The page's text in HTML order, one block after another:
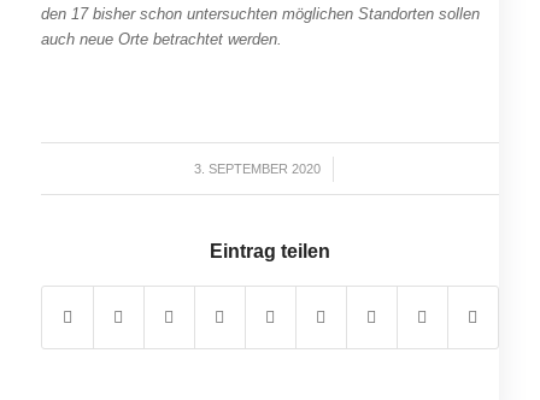
den 17 bisher schon untersuchten möglichen Standorten sollen
auch neue Orte betrachtet werden.
3. SEPTEMBER 2020
/
Eintrag teilen